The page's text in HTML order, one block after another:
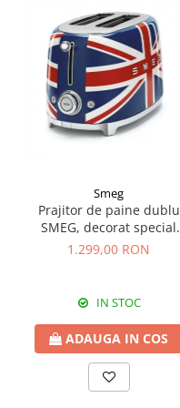
Smeg
Prajitor de paine dublu
SMEG, decorat special
drapel britanic
1.299,00 RON
IN STOC
ADAUGA IN COS